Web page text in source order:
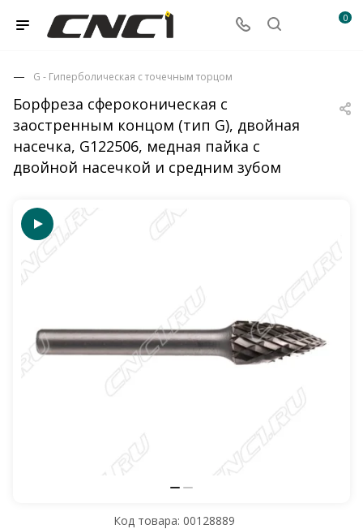
0
Борфреза сфероконическая с
заостренным концом (тип G), двойная
насечка, G122506, медная пайка с
двойной насечкой и средним зубом
G - Гиперболическая с точечным торцом
Код товара: 00128889